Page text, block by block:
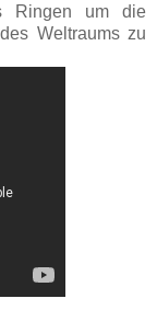
Ringen um die
Weltraums zu